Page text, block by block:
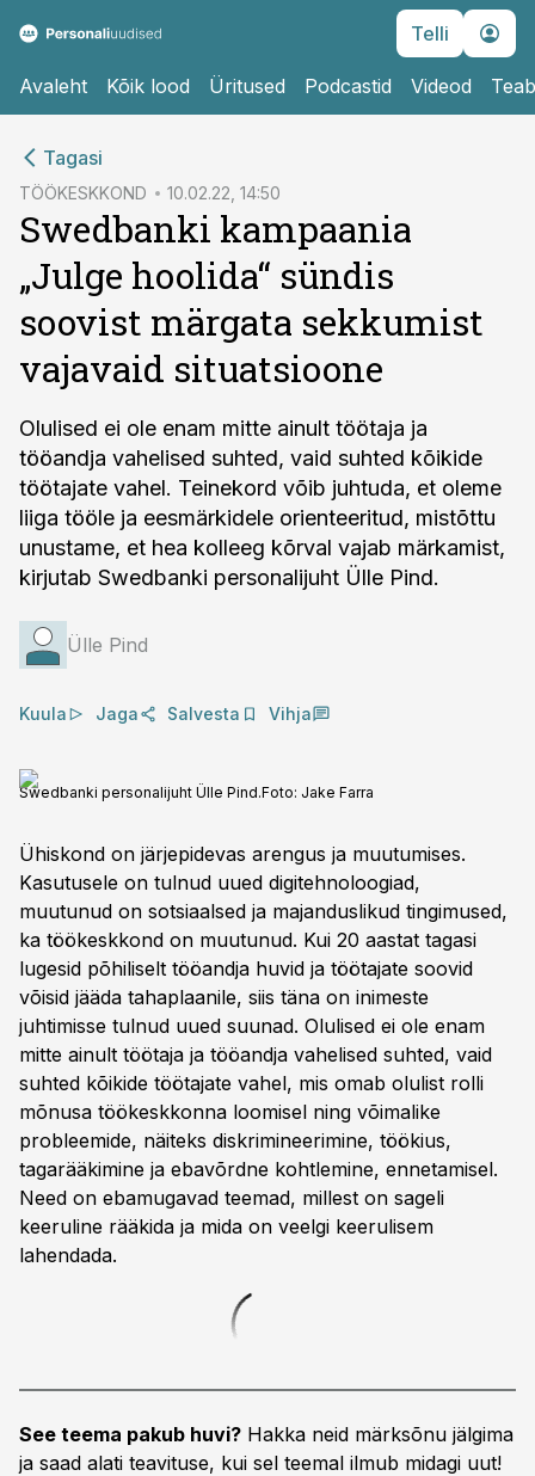
Telli
Avaleht Kõik lood Üritused Podcastid Videod
Tagasi
TÖÖKESKKOND 10.02.22, 14:50
Swedbanki kampaania
„Julge hoolida“ sündis
soovist märgata sekkumist
vajavaid situatsioone
Olulised ei ole enam mitte ainult töötaja ja
tööandja vahelised suhted, vaid suhted kõikide
töötajate vahel. Teinekord võib juhtuda, et oleme
liiga tööle ja eesmärkidele orienteeritud, mistõttu
unustame, et hea kolleeg kõrval vajab märkamist,
kirjutab Swedbanki personalijuht Ülle Pind.
Ülle Pind
Kuula Jaga Salvesta Vihja
Swedbanki personalijuht Ülle Pind.Foto: Jake Farra
Ühiskond on järjepidevas arengus ja muutumises.
Kasutusele on tulnud uued digitehnoloogiad,
muutunud on sotsiaalsed ja majanduslikud tingimused,
ka töökeskkond on muutunud. Kui 20 aastat tagasi
lugesid põhiliselt tööandja huvid ja töötajate soovid
võisid jääda tahaplaanile, siis täna on inimeste
juhtimisse tulnud uued suunad. Olulised ei ole enam
mitte ainult töötaja ja tööandja vahelised suhted, vaid
suhted kõikide töötajate vahel, mis omab olulist rolli
mõnusa töökeskkonna loomisel ning võimalike
probleemide, näiteks diskrimineerimine, töökius,
tagarääkimine ja ebavõrdne kohtlemine, ennetamisel.
Need on ebamugavad teemad, millest on sageli
keeruline rääkida ja mida on veelgi keerulisem
lahendada.
See teema pakub huvi? Hakka neid märksõnu jälgima
ja saad alati teavituse, kui sel teemal ilmub midagi uut!